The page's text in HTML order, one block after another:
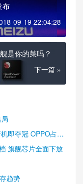
布
09-19 22:04:28
是你的菜吗？
下一篇 »
即夺冠 OPPO占据
旗舰芯片全面下放
趋势